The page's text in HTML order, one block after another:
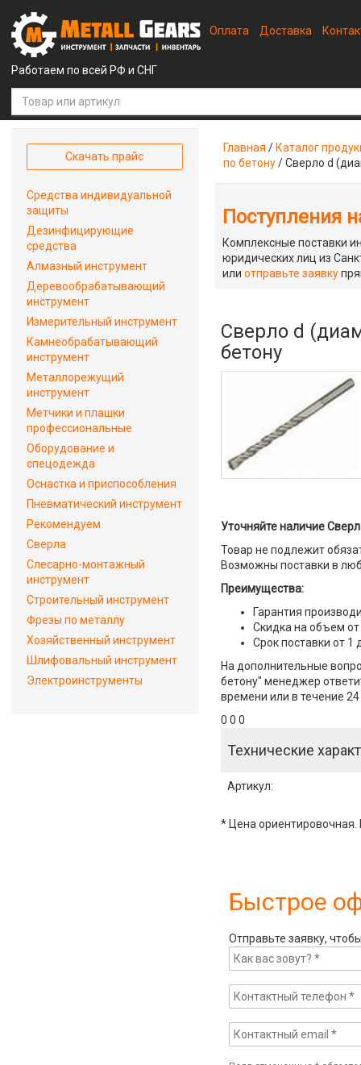
Работаем по всей РФ и СНГ
Оплата Доставка
Главная / Каталог
по бетону/Сверло d
Поступления
Комплексные поставки
юридических лиц из
илиотправьте заявку
Сверло d
бетону
Уточняйте наличие
Товар не подлежит
Возможны поставки в
Преимущества:
Гарантия
Скидка на объем от
Срок поставки от 1
На дополнительные
бетону" менеджер
времени или в течение
0 0 0
Технические
Артикул:
* Цена ориентировочная.
Быстрое
Отправьте заявку,
Скачать прайс
Средства индивидуальной
защиты
Дезинфицирующие
средства
Алмазный инструмент
Деревообрабатывающий
инструмент
Измерительный инструмент
Камнеобрабатывающий
инструмент
Металлорежущий
инструмент
Метчики и плашки
профессиональные
Оборудование и
спецодежда
Оснастка и приспособления
Пневматический инструмент
Рекомендуем
Сверла
Слесарно-монтажный
инструмент
Строительный инструмент
Фрезы по металлу
Хозяйственный инструмент
Шлифовальный инструмент
Электроинструменты